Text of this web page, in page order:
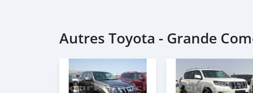
Autres Toyota - Grande